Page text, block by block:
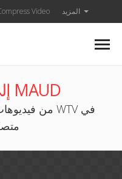
Video المزيد
محول WTV إلى MAUD